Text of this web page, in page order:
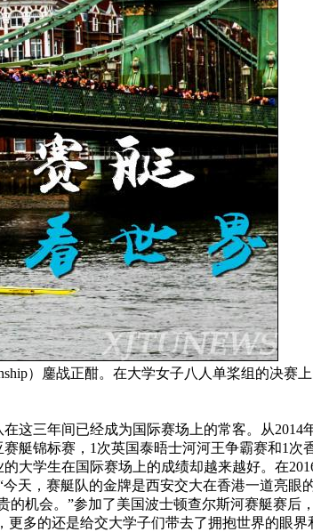
）鏖战正酣。在大学女子八人单桨组的决赛
三年间已经成为国际赛场上的常客。从2014
艇锦标赛，1次英国泰晤士河河王争霸赛和1次
学生在国际赛场上的成绩却越来越好。在
天，赛艇队的金牌是西安交大在香港一道亮眼
机会。”参加了美国波士顿查尔斯河赛艇赛后
多的还是给交大学子们带去了拥抱世界的眼界